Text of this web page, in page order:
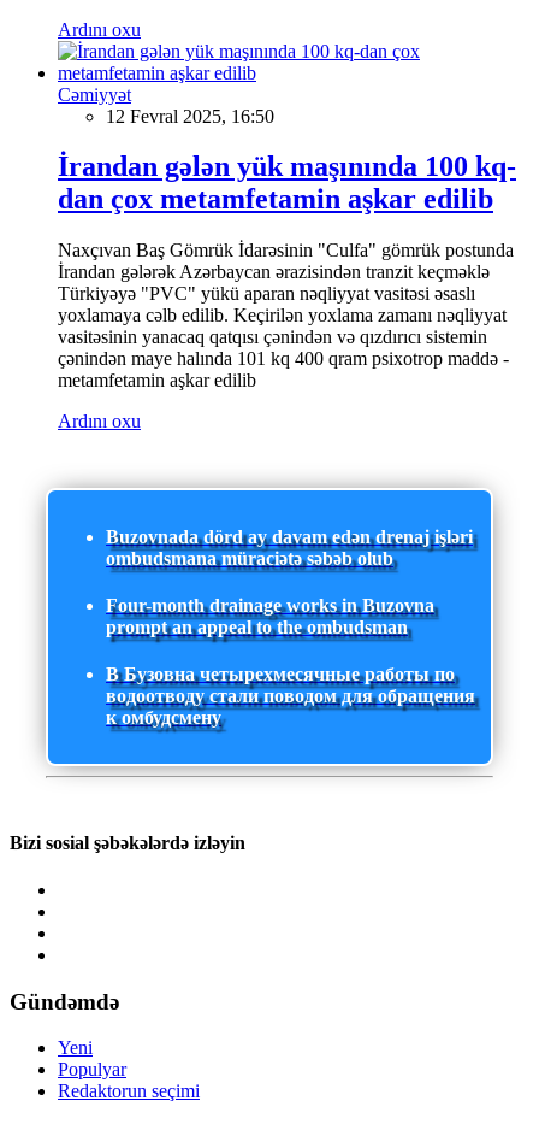
Ardını oxu
Cəmiyyət
12 Fevral 2025, 16:50
İrandan gələn yük maşınında 100 kq-
dan çox metamfetamin aşkar edilib
Naxçıvan Baş Gömrük İdarəsinin "Culfa" gömrük postunda
İrandan gələrək Azərbaycan ərazisindən tranzit keçməklə
Türkiyəyə "PVC" yükü aparan nəqliyyat vasitəsi əsaslı
yoxlamaya cəlb edilib. Keçirilən yoxlama zamanı nəqliyyat
vasitəsinin yanacaq qatqısı çənindən və qızdırıcı sistemin
çənindən maye halında 101 kq 400 qram psixotrop maddə -
metamfetamin aşkar edilib
Ardını oxu
Buzovnada dörd ay davam edən drenaj işləri
ombudsmana müraciətə səbəb olub
Four-month drainage works in Buzovna
prompt an appeal to the ombudsman
В Бузовна четырехмесячные работы по
водоотводу стали поводом для обращения
к омбудсмену
Bizi sosial şəbəkələrdə izləyin
Gündəmdə
Yeni
Populyar
Redaktorun seçimi